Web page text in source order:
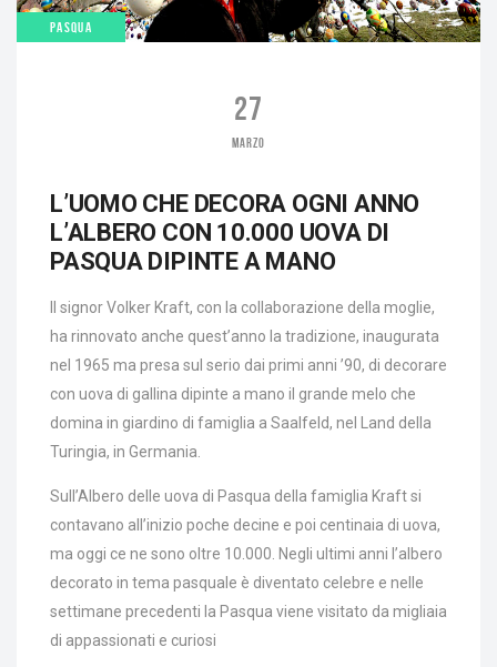
PASQUA
27
MARZO
L’UOMO CHE DECORA OGNI ANNO
L’ALBERO CON 10.000 UOVA DI
PASQUA DIPINTE A MANO
Il signor Volker Kraft, con la collaborazione della moglie,
ha rinnovato anche quest’anno la tradizione, inaugurata
nel 1965 ma presa sul serio dai primi anni ’90, di decorare
con uova di gallina dipinte a mano il grande melo che
domina in giardino di famiglia a Saalfeld, nel Land della
Turingia, in Germania.
Sull’Albero delle uova di Pasqua della famiglia Kraft si
contavano all’inizio poche decine e poi centinaia di uova,
ma oggi ce ne sono oltre 10.000. Negli ultimi anni l’albero
decorato in tema pasquale è diventato celebre e nelle
settimane precedenti la Pasqua viene visitato da migliaia
di appassionati e curiosi